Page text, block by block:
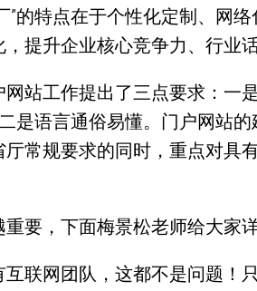
的特点在于个性化定制、网
提升企业核心竞争力、行业话
站工作提出了三点要求：
是语言通俗易懂。门户网站
常规要求的同时，重点对具
要，下面梅景松老师给大家详
联网团队，这都不是问题